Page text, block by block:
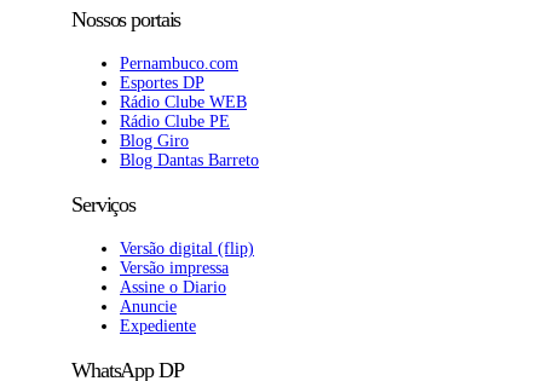
Nossos portais
Pernambuco.com
Esportes DP
Rádio Clube WEB
Rádio Clube PE
Blog Giro
Blog Dantas Barreto
Serviços
Versão digital (flip)
Versão impressa
Assine o Diario
Anuncie
Expediente
WhatsApp DP